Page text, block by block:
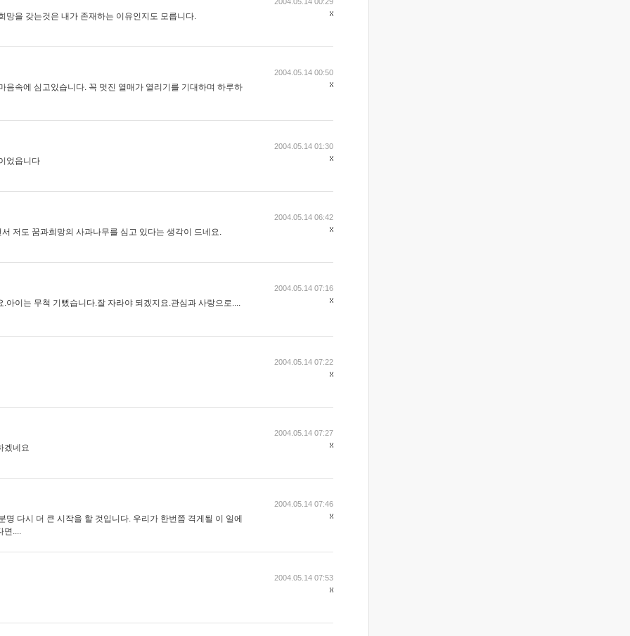
망을 갖는것은 내가 존재하는 이유인지도 모릅니다.
음속에 심고있습니다. 꼭 멋진 열매가 열리기를 기대하며 하루하
2004.05.14 00:50
었읍니다
2004.05.14 01:30
저도 꿈과희망의 사과나무를 심고 있다는 생각이 드네요.
2004.05.14 06:42
아이는 무척 기뻤습니다.잘 자라야 되겠지요.관심과 사랑으로....
2004.05.14 07:16
2004.05.14 07:22
겠네요
2004.05.14 07:27
명 다시 더 큰 시작을 할 것입니다. 우리가 한번쯤 격게될 이 일에
면....
2004.05.14 07:46
2004.05.14 07:53